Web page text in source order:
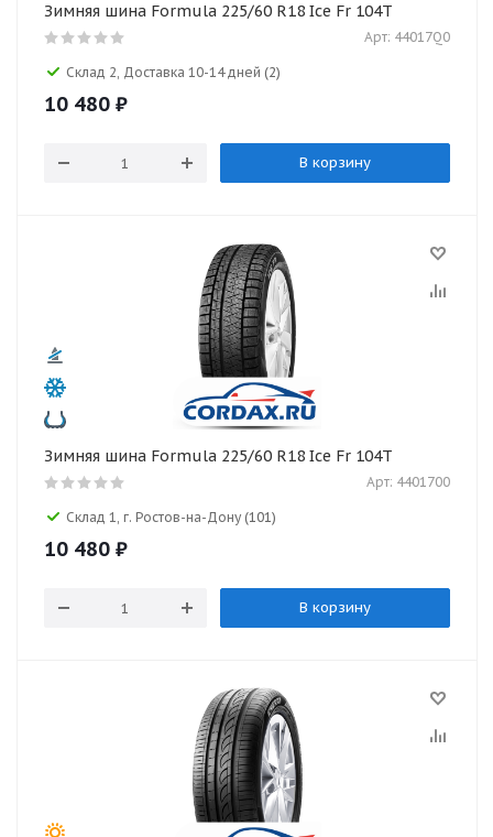
Зимняя шина Formula 225/60 R18 Ice Fr 104T
Арт: 44017Q0
Склад 2, Доставка 10-14 дней (2)
10 480 ₽
В корзину
Зимняя шина Formula 225/60 R18 Ice Fr 104T
Арт: 4401700
Склад 1, г. Ростов-на-Дону (101)
10 480 ₽
В корзину